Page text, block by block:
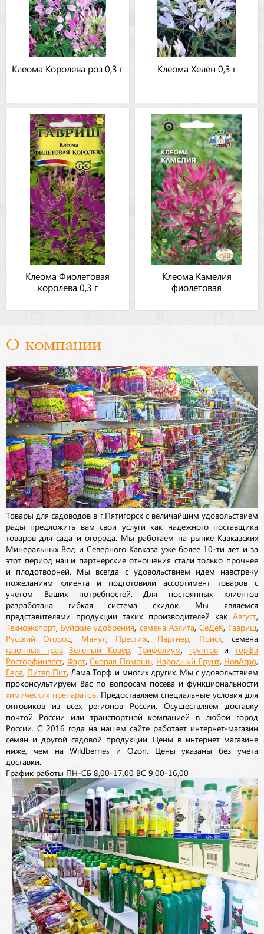
Клеома Королева роз 0,3 г Клеома Хелен 0,3 г
Клеома Фиолетовая
королева 0,3 г
Клеома Камелия
фиолетовая
О компании
Товары для садоводов в г.Пятигорск с величайшим удовольствием
рады предложить вам свои услуги как надежного поставщика
товаров для сада и огорода. Мы работаем на рынке Кавказских
Минеральных Вод и Северного Кавказа уже более 10-ти лет и за
этот период наши партнерские отношения стали только прочнее
и плодотворней. Мы всегда с удовольствием идем навстречу
пожеланиям клиента и подготовили ассортимент товаров с
учетом Ваших потребностей. Для постоянных клиентов
разработана гибкая система скидок. Мы являемся
представителями продукции таких производителей как Август
Техноэкспорт Буйские удобрения семена Аэлита, СеДеК Гавриш
Русский Огород Манул, Престиж Партнер Поиск, семена
газонных трав Зеленый Ковер,Трифолиум грунтовиторфа
Росторфинвест Фарт, Скорая Помощь Народный Грунт, НовАгро
Гера Питер Пит , Лама Торф и многих других. Мы с удовольствием
проконсультируем Вас по вопросам посева и функциональности
химических препаратов. Предоставляем специальные условия для
оптовиков из всех регионов России. Осуществляем доставку
почтой России или транспортной компанией в любой город
России. С 2016 года на нашем сайте работает интернет-магазин
семян и другой садовой продукции. Цены в интернет магазине
ниже, чем на Wildberries и Ozon. Цены указаны без учета
доставки.
График работы ПН-СБ 8,00-17,00 ВС 9,00-16,00